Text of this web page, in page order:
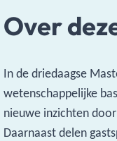
Over
In de driedaagse
wetenschappelijke
nieuwe inzichten
Daarnaast delen